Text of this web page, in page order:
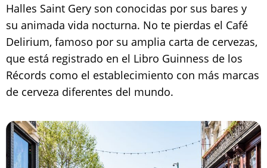
Halles Saint Gery son conocidas por sus bares y
su animada vida nocturna. No te pierdas el Café
Delirium, famoso por su amplia carta de cervezas,
que está registrado en el Libro Guinness de los
Récords como el establecimiento con más marcas
de cerveza diferentes del mundo.